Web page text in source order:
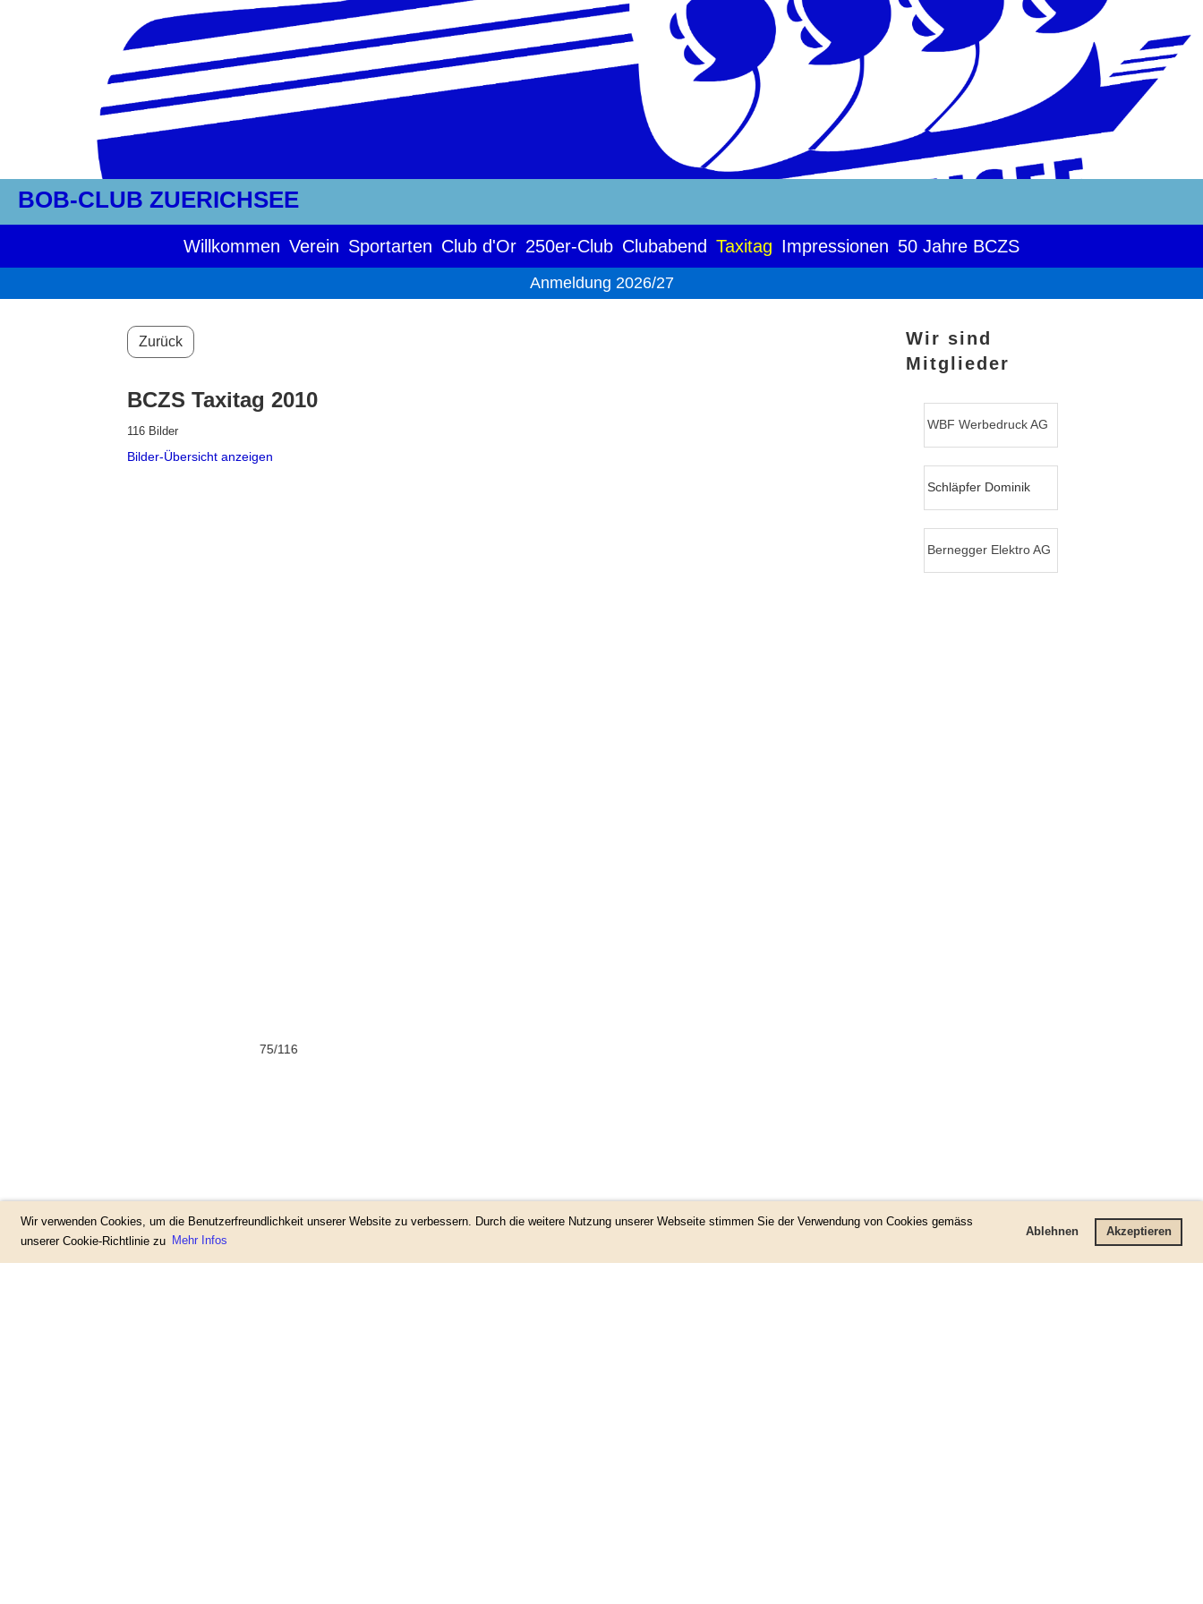
Wir verwenden Cookies, um die Benutzerfreundlichkeit unserer Website zu verbessern. Durch die weitere Nutzung unserer Webseite stimmen Sie der Verwendung von Cookies gemäss
unserer Cookie-Richtlinie zu Mehr Infos
Ablehnen Akzeptieren
BOB-CLUB ZUERICHSEE
Willkommen Verein Sportarten Club d'Or 250er-Club Clubabend Taxitag Impressionen 50 Jahre BCZS
Anmeldung 2026/27
Zurück
BCZS Taxitag 2010
116 Bilder
Bilder-Übersicht anzeigen
Wir sind
Mitglieder
WBF Werbedruck AG
Schläpfer Dominik
Bernegger Elektro AG